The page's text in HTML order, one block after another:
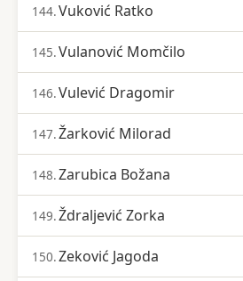
144.Vuković Ratko
145.Vulanović Momčilo
146.Vulević Dragomir
147.Žarković Milorad
148.Zarubica Božana
149.Ždraljević Zorka
150.Zeković Jagoda